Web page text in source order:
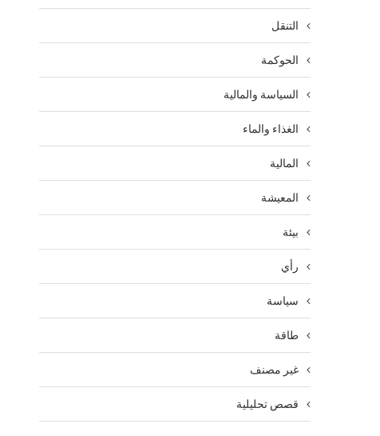
التنقل
الحوكمة
السياسة والمالية
الغذاء والماء
المالية
المعيشة
بيئة
رأي
سياسة
طاقة
غير مصنف
قصص تحليلية